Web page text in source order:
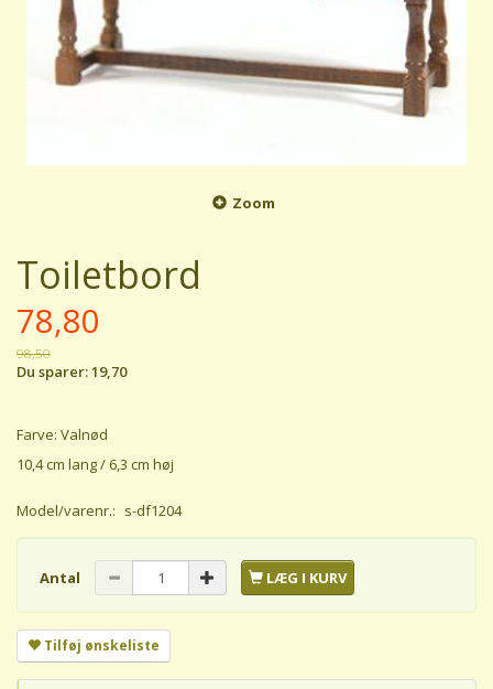
Zoom
Toiletbord
78,80
98,50
Du sparer:19,70
Farve: Valnød
10,4 cm lang / 6,3 cm høj
Model/varenr.: s-df1204
Antal LÆG I KURV
Tilføj ønskeliste